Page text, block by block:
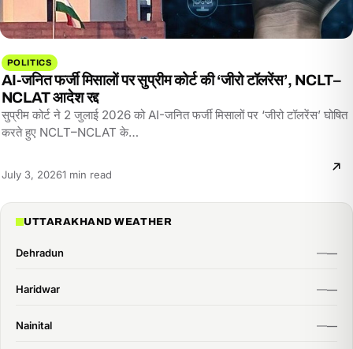
POLITICS
AI-जनित फर्जी मिसालों पर सुप्रीम कोर्ट की ‘जीरो टॉलरेंस’, NCLT–
NCLAT आदेश रद्द
सुप्रीम कोर्ट ने 2 जुलाई 2026 को AI-जनित फर्जी मिसालों पर ‘जीरो टॉलरेंस’ घोषित
करते हुए NCLT–NCLAT के…
July 3, 2026Reading
1 min read
UTTARAKHAND WEATHER
Dehradun
Haridwar
Nainital